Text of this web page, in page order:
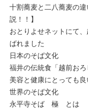
十割蕎麦と二八蕎麦の
説！！】
おとりよせネットにて
ばれました
日本のそば文化
福井の伝統食「越前お
美容と健康にとっても良
世界のそば文化
永平寺そば 極 とは